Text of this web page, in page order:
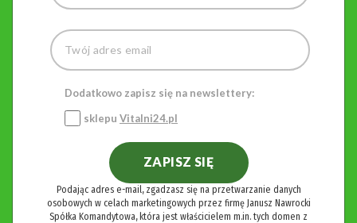
Dodatkowo zapisz się na newslettery:
sklepu Vitalni24.pl
ZAPISZ SIĘ
Podając adres e-mail, zgadzasz się na przetwarzanie danych
osobowych w celach marketingowych przez firmę Janusz Nawrocki
Spółka Komandytowa, która jest właścicielem m.in. tych domen z